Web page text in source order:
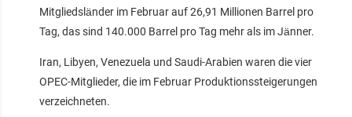
Mitgliedsländer im Februar auf 26,91 Millionen Barrel pro
Tag, das sind 140.000 Barrel pro Tag mehr als im Jänner.
Iran, Libyen, Venezuela und Saudi-Arabien waren die vier
OPEC-Mitglieder, die im Februar Produktionssteigerungen
verzeichneten.